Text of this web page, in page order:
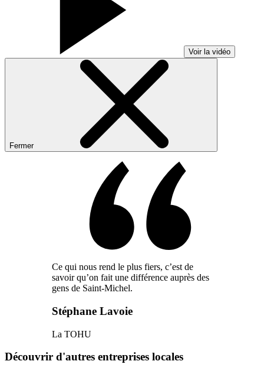
Voir la vidéo
Fermer
Ce qui nous rend le plus fiers, c’est de
savoir qu’on fait une différence auprès des
gens de Saint-Michel.
Stéphane Lavoie
La TOHU
Découvrir d'autres entreprises locales